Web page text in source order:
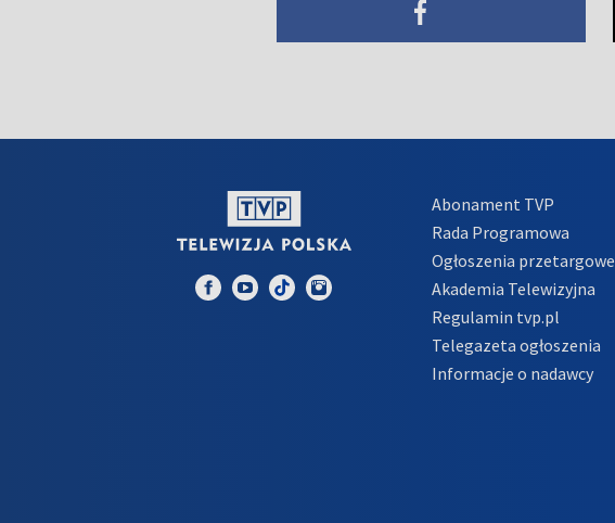
Abonament TVP
Rada Programowa
Ogłoszenia przetargowe
Akademia Telewizyjna
Regulamin tvp.pl
Telegazeta ogłoszenia
Informacje o nadawcy